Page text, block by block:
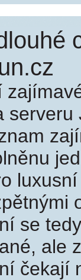
serveru
se
ale
čekají